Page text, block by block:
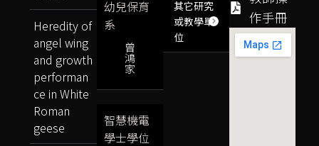
作手冊
其它研究
或教學單
位
幼兒保育
系
曾
鴻
家
智慧機電
學士學位
Heredity of
angel wing
and growth
performan
ce in White
Roman
geese